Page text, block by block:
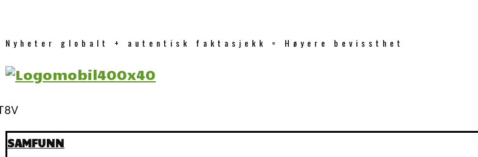
Nyheter globalt + autentisk faktasjekk = Høyere bevissthet
SAMFUNN